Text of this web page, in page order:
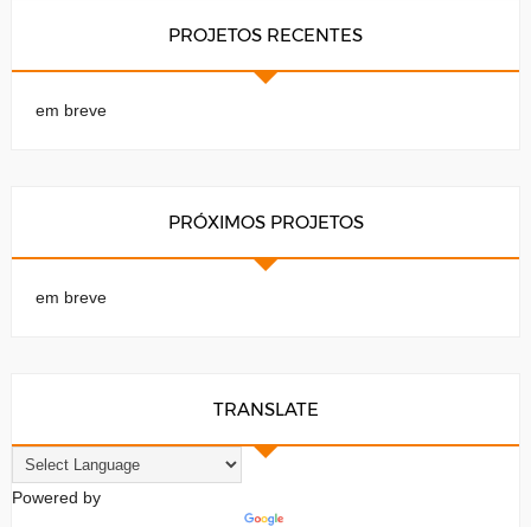
PROJETOS RECENTES
em breve
PRÓXIMOS PROJETOS
em breve
TRANSLATE
Powered by